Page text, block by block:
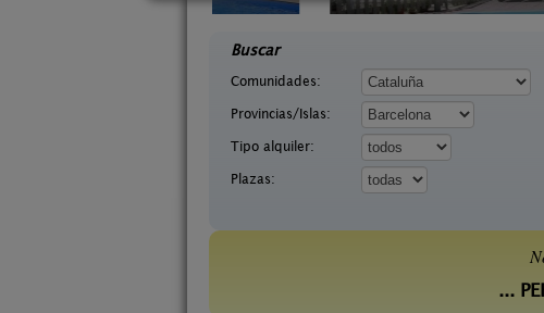
Buscar
Comunidades:
Provincias/Islas:
Tipo alquiler:
Plazas:
...